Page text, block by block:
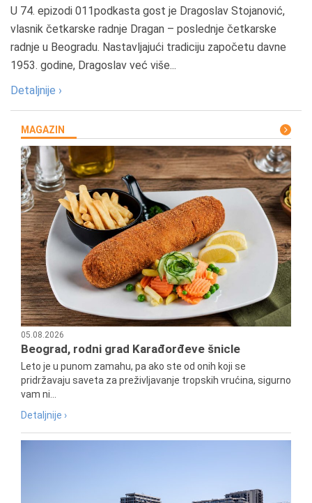
U 74. epizodi 011podkasta gost je Dragoslav Stojanović,
vlasnik četkarske radnje Dragan – poslednje četkarske
radnje u Beogradu. Nastavljajući tradiciju započetu davne
1953. godine, Dragoslav već više...
Detaljnije ›
MAGAZIN
05.08.2026
Beograd, rodni grad Karađorđeve šnicle
Leto je u punom zamahu, pa ako ste od onih koji se
pridržavaju saveta za preživljavanje tropskih vrućina, sigurno
vam ni...
Detaljnije ›